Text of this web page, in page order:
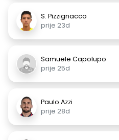
S. Pizzignacco
prije 23d
Samuele Capolupo
prije 25d
Paulo Azzi
prije 28d